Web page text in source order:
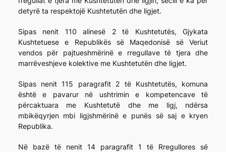
detyrë ta respektojë Kushtetutën dhe ligjet.
Sipas nenit 110 alinesë 2 të Kushtetutës, Gjykata
Kushtetuese e Republikës së Maqedonisë së Veriut
vendos për pajtueshmërinë e rregullave të tjera dhe
marrëveshjeve kolektive me Kushtetutën dhe ligjet.
Sipas nenit 115 paragrafit 2 të Kushtetutës, komuna
është e pavarur në ushtrimin e kompetencave të
përcaktuara me Kushtetutë dhe me ligj, ndërsa
mbikëqyrjen mbi ligjshmërinë e punës së saj e kryen
Republika.
Në bazë të nenit 14 paragrafit 1 të Rregullores së